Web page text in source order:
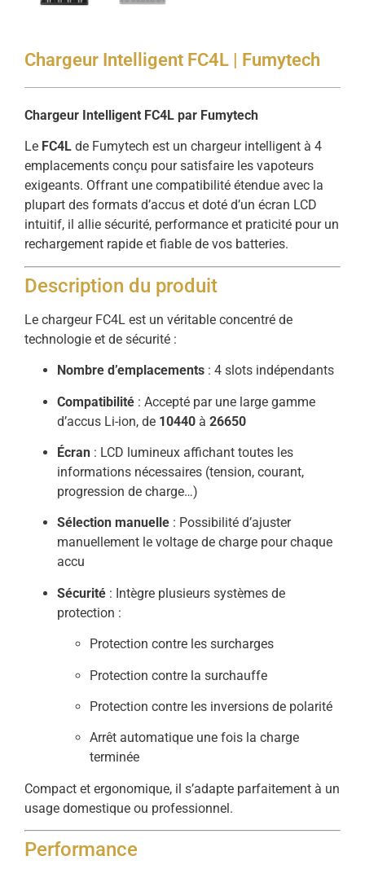
Chargeur Intelligent FC4L | Fumytech
Chargeur Intelligent FC4L par Fumytech
Le FC4L de Fumytech est un chargeur intelligent à 4
emplacements conçu pour satisfaire les vapoteurs
exigeants. Offrant une compatibilité étendue avec la
plupart des formats d’accus et doté d’un écran LCD
intuitif, il allie sécurité, performance et praticité pour un
rechargement rapide et fiable de vos batteries.
Description du produit
Le chargeur FC4L est un véritable concentré de
technologie et de sécurité :
Nombre d’emplacements : 4 slots indépendants
Compatibilité : Accepté par une large gamme
d’accus Li-ion, de 10440 à 26650
Écran : LCD lumineux affichant toutes les
informations nécessaires (tension, courant,
progression de charge…)
Sélection manuelle : Possibilité d’ajuster
manuellement le voltage de charge pour chaque
accu
Sécurité : Intègre plusieurs systèmes de
protection :
Protection contre les surcharges
Protection contre la surchauffe
Protection contre les inversions de polarité
Arrêt automatique une fois la charge
terminée
Compact et ergonomique, il s’adapte parfaitement à un
usage domestique ou professionnel.
Performance